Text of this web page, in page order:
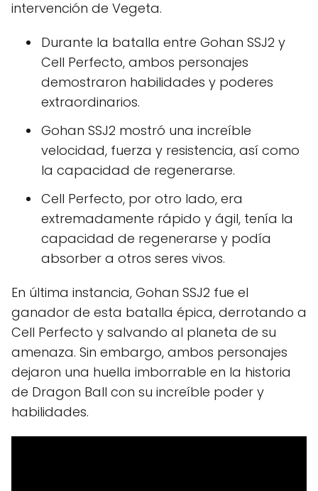
intervención de Vegeta.
Durante la batalla entre Gohan SSJ2 y
Cell Perfecto, ambos personajes
demostraron habilidades y poderes
extraordinarios.
Gohan SSJ2 mostró una increíble
velocidad, fuerza y resistencia, así como
la capacidad de regenerarse.
Cell Perfecto, por otro lado, era
extremadamente rápido y ágil, tenía la
capacidad de regenerarse y podía
absorber a otros seres vivos.
En última instancia, Gohan SSJ2 fue el
ganador de esta batalla épica, derrotando a
Cell Perfecto y salvando al planeta de su
amenaza. Sin embargo, ambos personajes
dejaron una huella imborrable en la historia
de Dragon Ball con su increíble poder y
habilidades.